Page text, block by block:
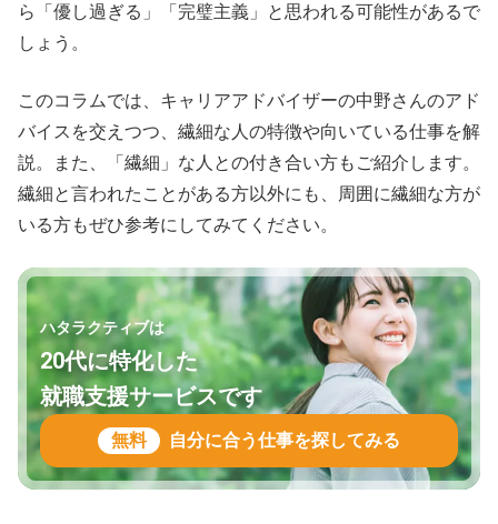
ら「優し過ぎる」「完璧主義」と思われる可能性があるで
しょう。
このコラムでは、キャリアアドバイザーの中野さんのアド
バイスを交えつつ、繊細な人の特徴や向いている仕事を解
説。また、「繊細」な人との付き合い方もご紹介します。
繊細と言われたことがある方以外にも、周囲に繊細な方が
いる方もぜひ参考にしてみてください。
ハタラクティブは
20代に特化した
就職支援サービスです
無料 自分に合う仕事を探してみる